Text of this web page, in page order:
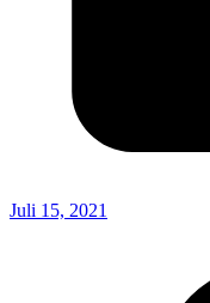
Juli 15, 2021